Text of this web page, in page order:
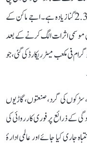
ایم 2.5 کی سطح عالمی ادارۂ صحت کی محفوظ حد سے 2.3 گنا زیادہ ہے۔ اجے ماکن کے
موسمی اثرات الگ کرنے کے بعد
پی ایم 10 کی سطح 147 مائیکروگرام فی مکعب میٹر ریکارڈ کی گئی، جو
کی گرد، صنعتوں، گاڑیوں
کے ذرائع پر فوری کارروائی کی
جاری کیا جائے اور عالمی ادارۂ